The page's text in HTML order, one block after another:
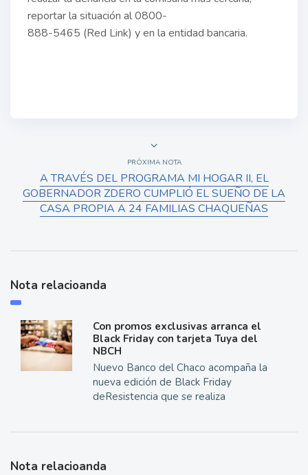
reportar la situación al 0800-
888-5465 (Red Link) y en la entidad bancaria.
PRÓXIMA NOTA
A TRAVÉS DEL PROGRAMA MI HOGAR II, EL
GOBERNADOR ZDERO CUMPLIÓ EL SUEÑO DE LA
CASA PROPIA A 24 FAMILIAS CHAQUEÑAS
Nota relacioanda
Con promos exclusivas arranca el
Black Friday con tarjeta Tuya del
NBCH
Nuevo Banco del Chaco acompaña la
nueva edición de Black Friday
deResistencia que se realiza
Nota relacioanda